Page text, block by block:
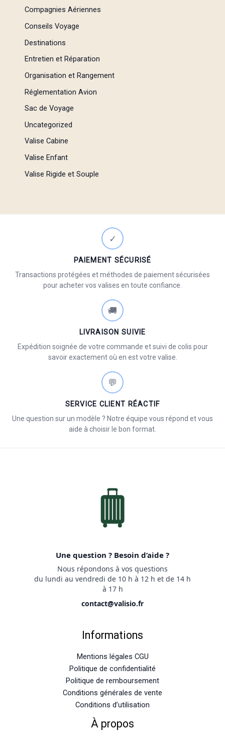
Compagnies Aériennes
Conseils Voyage
Destinations
Entretien et Réparation
Organisation et Rangement
Réglementation Avion
Sac de Voyage
Uncategorized
Valise Cabine
Valise Enfant
Valise Rigide et Souple
✓
PAIEMENT SÉCURISÉ
Transactions protégées et méthodes de paiement sécurisées
pour acheter vos valises en toute confiance.
🚚
LIVRAISON SUIVIE
Expédition soignée de votre commande et suivi de colis pour
savoir exactement où en est votre valise.
💬
SERVICE CLIENT RÉACTIF
Une question sur un modèle ? Notre équipe vous répond et vous
aide à choisir le bon format.
Une question ? Besoin d’aide ?
Nous répondons à vos questions
du lundi au vendredi de 10 h à 12 h et de 14 h
à 17 h
contact@valisio.fr
Informations
Mentions légales CGU
Politique de confidentialité
Politique de remboursement
Conditions générales de vente
Conditions d’utilisation
À propos